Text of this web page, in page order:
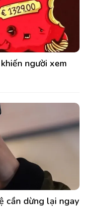
người xem
cần dừng lại ngay